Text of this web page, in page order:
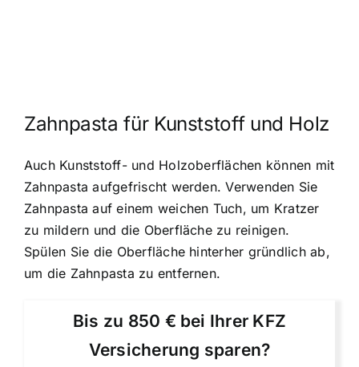
Zahnpasta für Kunststoff und Holz
Auch Kunststoff- und Holzoberflächen können mit
Zahnpasta aufgefrischt werden. Verwenden Sie
Zahnpasta auf einem weichen Tuch, um Kratzer
zu mildern und die Oberfläche zu reinigen.
Spülen Sie die Oberfläche hinterher gründlich ab,
um die Zahnpasta zu entfernen.
Bis zu 850 € bei Ihrer KFZ
Versicherung sparen?